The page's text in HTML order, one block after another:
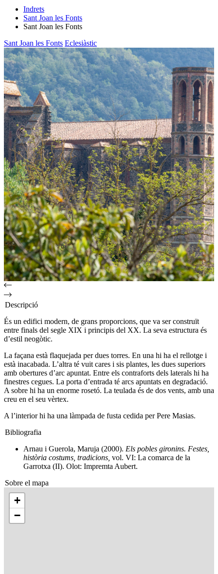
Indrets
Sant Joan les Fonts
Sant Joan les Fonts
Sant Joan les Fonts Eclesiàstic
Descripció
És un edifici modern, de grans proporcions, que va ser construït
entre finals del segle XIX i principis del XX. La seva estructura és
d’estil neogòtic.
La façana està flaquejada per dues torres. En una hi ha el rellotge i
està inacabada. L’altra té vuit cares i sis plantes, les dues superiors
amb obertures d’arc apuntat. Entre els contraforts dels laterals hi ha
finestres cegues. La porta d’entrada té arcs apuntats en degradació.
A sobre hi ha un enorme rosetó. La teulada és de dos vents, amb una
creu en el seu vèrtex.
A l’interior hi ha una làmpada de fusta cedida per Pere Masias.
Bibliografia
Arnau i Guerola, Maruja (2000). Els pobles gironins. Festes,
història costums, tradicions, vol. VI: La comarca de la
Garrotxa (II). Olot: Impremta Aubert.
Sobre el mapa
+
−